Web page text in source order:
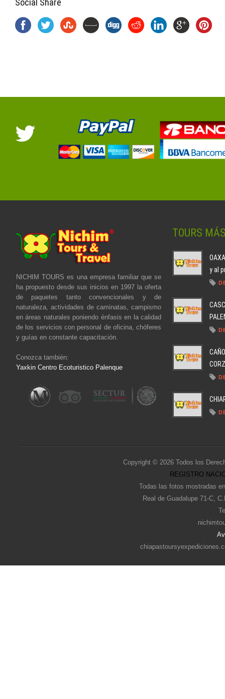
NICHIM TOURS es una empresa familiar que se
ha propuesto desde sus inicios en 1997 la oferta
de paquetes tanto convencionales y de
naturaleza, actividades de caminatas, campismo
en áreas naturales poniendo énfasis en la calidad
de los servicios con personal de oficina, chóferes
y guías en constante capacitación.
Conozca también:
Yaxkin Centro Ecoturistico Palenque
TOURS
y al
Copyright © 2026 Todos los
REGISTRO
Todas las fotos mostradas
Real de Guadalupe 71-C,